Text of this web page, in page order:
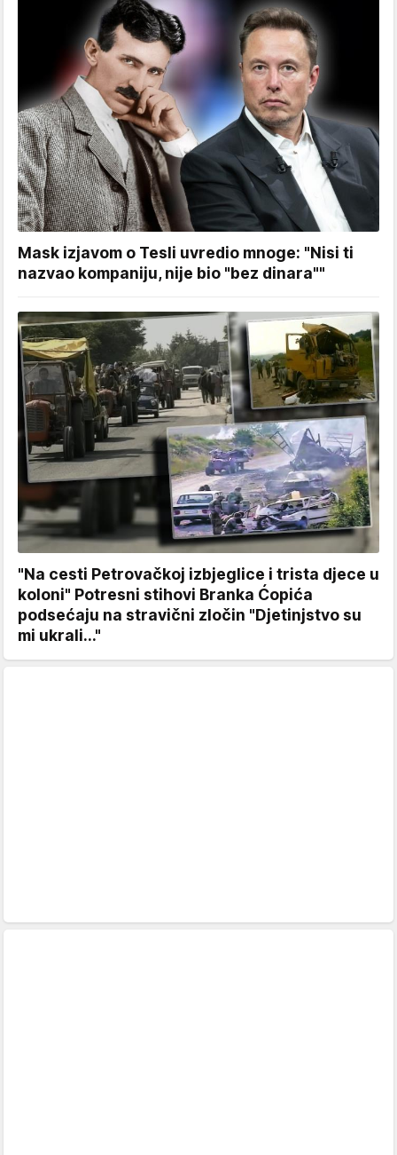
Mask izjavom o Tesli uvredio mnoge: "Nisi ti
nazvao kompaniju, nije bio "bez dinara""
"Na cesti Petrovačkoj izbjeglice i trista djece u
koloni" Potresni stihovi Branka Ćopića
podsećaju na stravični zločin "Djetinjstvo su
mi ukrali..."